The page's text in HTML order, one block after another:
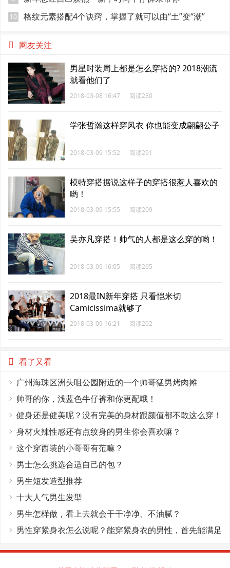
10 格纹元素搭配4个诀窍，掌握了就可以由“土”变“潮”
网友关注
男星时装周上都是怎么穿搭的? 2018潮流
就看他们了
2018-03-08 16:47 阅读230
学张哲瀚这样穿风衣 你也能变成翩翩公子
2018-03-09 15:52 阅读291
模特穿搭据说这样子的穿搭很惹人喜欢的
哟！
2018-03-09 15:55 阅读209
吴亦凡穿搭！帅气的人都是这么穿的哟！
2018-03-09 16:05 阅读265
2018最IN新年穿搭 只看恺米切
Camicissima就够了
2018-03-09 16:21 阅读202
看了又看
广州海珠区洲头咀公园附近的一个帅哥猛男烤肉摊
帅哥的你，浅蓝色牛仔裤和你更配哦！
健身还是健美呢？没有完美的身材跟颜值都不敢这么穿！
身材火辣性感还有点纹身的男生你会喜欢嘛？
这个穿西装的小哥哥有范嘛？
男士怎么挑选合适自己的包？
男生短发造型推荐
十大人气男生发型
男生怎样做，看上去就会干干净净、不油腻？
男性穿紧身衣怎么说呢？能穿紧身衣的男性，首先能满足